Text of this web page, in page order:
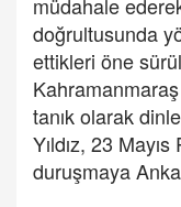
doğrultusunda
ettikleri öne
tanık olarak
Yıldız, 23
duruşmaya